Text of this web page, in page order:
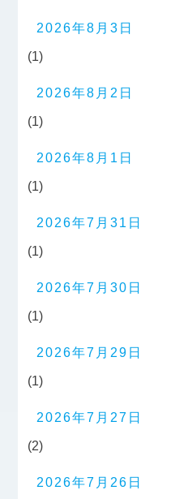
2026年8月3日
(1)
2026年8月2日
(1)
2026年8月1日
(1)
2026年7月31日
(1)
2026年7月30日
(1)
2026年7月29日
(1)
2026年7月27日
(2)
2026年7月26日